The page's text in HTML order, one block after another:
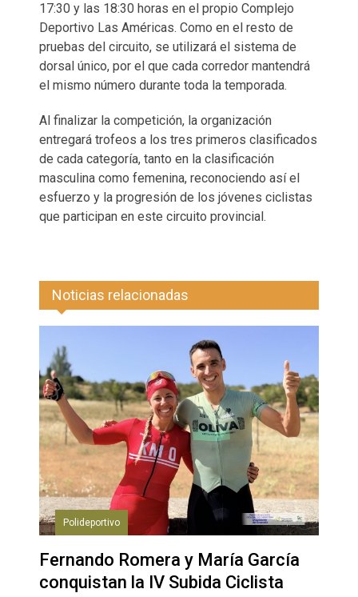
17:30 y las 18:30 horas en el propio Complejo
Deportivo Las Américas. Como en el resto de
pruebas del circuito, se utilizará el sistema de
dorsal único, por el que cada corredor mantendrá
el mismo número durante toda la temporada.
Al finalizar la competición, la organización
entregará trofeos a los tres primeros clasificados
de cada categoría, tanto en la clasificación
masculina como femenina, reconociendo así el
esfuerzo y la progresión de los jóvenes ciclistas
que participan en este circuito provincial.
Noticias relacionadas
Polideportivo
Fernando Romera y María García
conquistan la IV Subida Ciclista